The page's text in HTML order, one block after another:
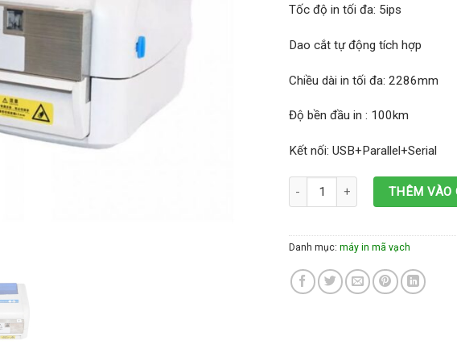
Tốc độ in tối đa: 5ips
Dao cắt tự động tích hợp
Chiều dài in tối đa: 2286mm
Độ bền đầu in : 100km
Kết nối: USB+Parallel+Serial
Máy in mã vạch Gprinter
THÊM VÀO
Danh mục: máy in mã vạch